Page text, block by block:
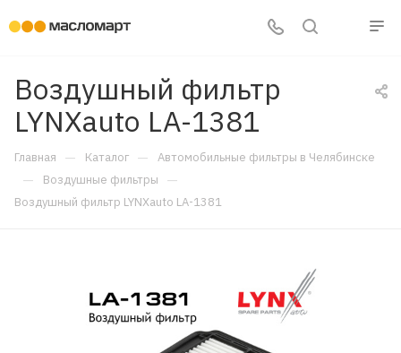
Воздушный фильтр
LYNXauto LA-1381
Главная — Каталог — Автомобильные фильтры в Челябинске
— Воздушные фильтры —
Воздушный фильтр LYNXauto LA-1381